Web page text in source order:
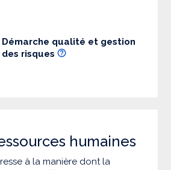
Démarche qualité et gestion
des risques
humaines
à la manière dont la